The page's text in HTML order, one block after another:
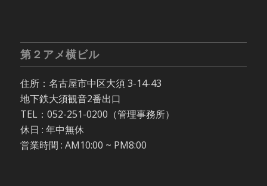
第２アメ横ビル
住所：名古屋市中区大須 3-14-43
地下鉄大須観音2番出口
TEL：052-251-0200（管理事務所）
休日 : 年中無休
営業時間 : AM10:00 ~ PM8:00